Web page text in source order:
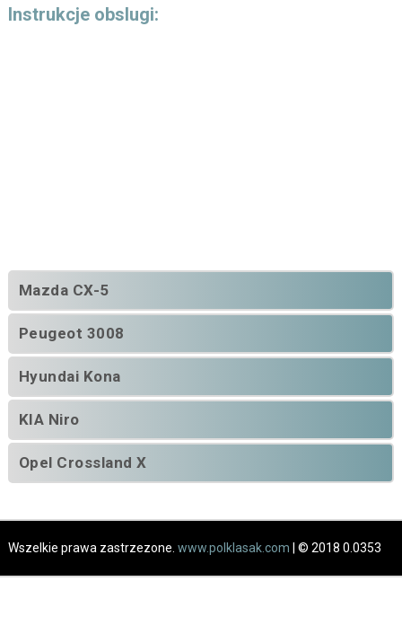
Instrukcje obslugi:
Mazda CX-5
Peugeot 3008
Hyundai Kona
KIA Niro
Opel Crossland X
Wszelkie prawa zastrzezone. www.polklasak.com | © 2018 0.0353